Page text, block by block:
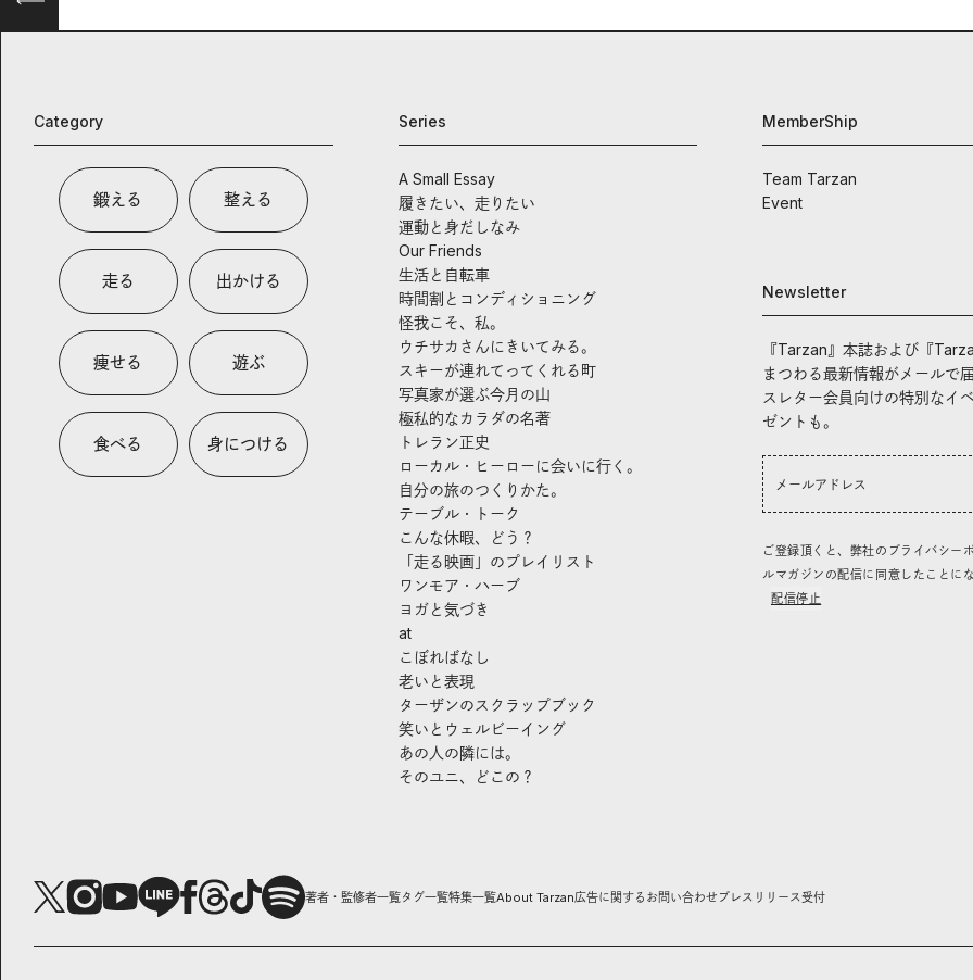
Category
鍛える 整える
走る 出かける
痩せる 遊ぶ
食べる 身につける
Series
A Small Essay
履きたい、走りたい
運動と身だしなみ
Our Friends
生活と自転車
時間割とコンディショニング
怪我こそ、私。
ウチサカさんにきいてみる。
スキーが連れてってくれる町
写真家が選ぶ今月の山
極私的なカラダの名著
トレラン正史
ローカル・ヒーローに会いに行く。
自分の旅のつくりかた。
テーブル・トーク
こんな休暇、どう？
「走る映画」のプレイリスト
ワンモア・ハーブ
ヨガと気づき
at
こぼればなし
老いと表現
ターザンのスクラップブック
笑いとウェルビーイング
あの人の隣には。
そのユニ、どこの？
MemberShip
Team Tarzan
Event
Newsletter
『Tarzan』本誌および『
まつわる最新情報がメールで
スレター会員向けの特別なイ
ゼントも。
ご登録頂くと、弊社のプライバシー
ルマガジンの配信に同意したことにな
配信停止
著者・監修者一覧タグ一覧特集一覧About Tarzan広告に関するお問い合わせ プレスリリース受付